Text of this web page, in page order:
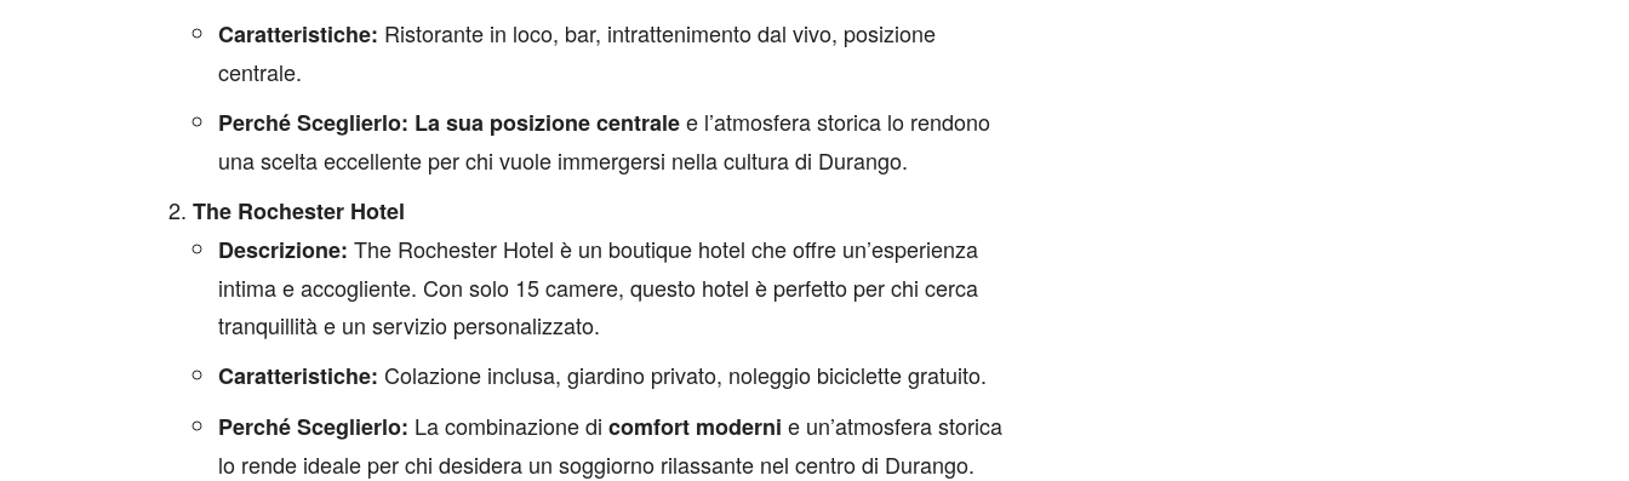
Caratteristiche: Ristorante in loco, bar, intrattenimento dal vivo, posizione
centrale.
Perché Sceglierlo: La sua posizione centralee l’atmosfera storica lo rendono
una scelta eccellente per chi vuole immergersi nella cultura di Durango.
The Rochester Hotel
Descrizione: The Rochester Hotel è un boutique hotel che offre un’esperienza
intima e accogliente. Con solo 15 camere, questo hotel è perfetto per chi cerca
tranquillità e un servizio personalizzato.
Caratteristiche: Colazione inclusa, giardino privato, noleggio biciclette gratuito.
Perché Sceglierlo: La combinazione di comfort moderni e un’atmosfera storica
lo rende ideale per chi desidera un soggiorno rilassante nel centro di Durango.